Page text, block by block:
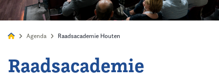
Home
Agenda Raadsacademie Houten
Raadsacademie